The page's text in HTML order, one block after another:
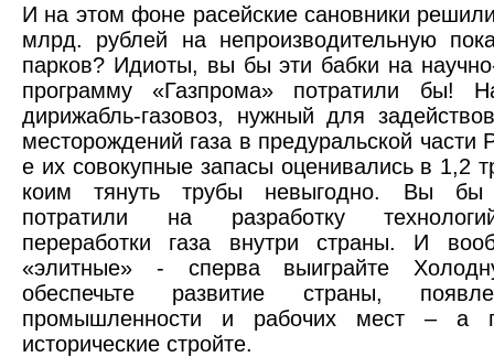
И на этом фоне расейские сановники
млрд. рублей на непроизводительную
парков? Идиоты, вы бы эти бабки на
программу «Газпрома» потратили бы!
дирижабль-газовоз, нужный для
месторождений газа в предуральской
е их совокупные запасы оценивались в 1,2
коим тянуть трубы невыгодно. Вы бы
потратили на разработку
переработки газа внутри страны. И
«элитные» - сперва выиграйте
обеспечьте развитие страны,
промышленности и рабочих мест – а
исторические стройте.